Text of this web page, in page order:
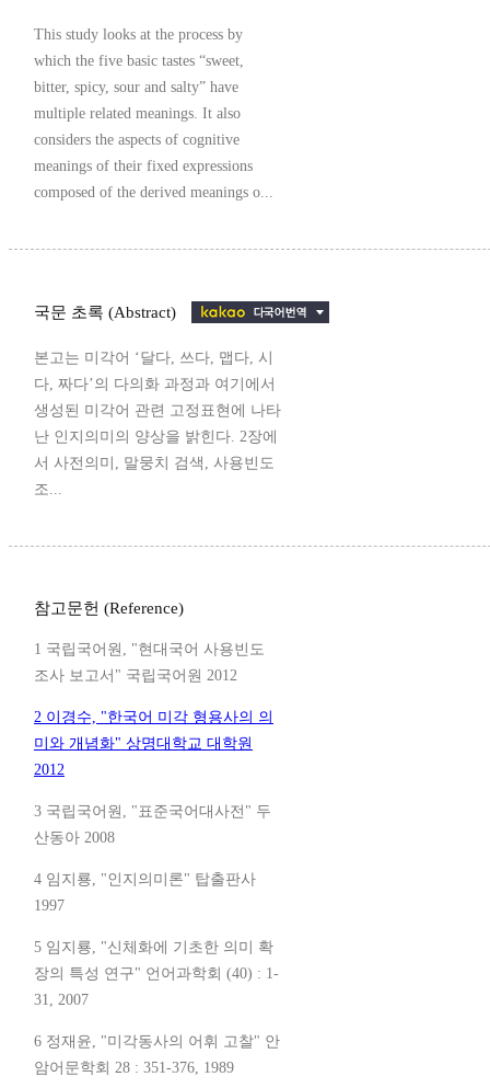
This study looks at the process by
which the five basic tastes “sweet,
bitter, spicy, sour and salty” have
multiple related meanings. It also
considers the aspects of cognitive
meanings of their fixed expressions
composed of the derived meanings o...
국문 초록 (Abstract)
본고는 미각어 ‘달다, 쓰다, 맵다, 시
다, 짜다’의 다의화 과정과 여기에서
생성된 미각어 관련 고정표현에 나타
난 인지의미의 양상을 밝힌다. 2장에
서 사전의미, 말뭉치 검색, 사용빈도
조...
참고문헌 (Reference)
1 국립국어원, "현대국어 사용빈도
조사 보고서" 국립국어원 2012
2 이경수, "한국어 미각 형용사의 의
미와 개념화" 상명대학교 대학원
2012
3 국립국어원, "표준국어대사전" 두
산동아 2008
4 임지룡, "인지의미론" 탑출판사
1997
5 임지룡, "신체화에 기초한 의미 확
장의 특성 연구" 언어과학회 (40) : 1-
31, 2007
6 정재윤, "미각동사의 어휘 고찰" 안
암어문학회 28 : 351-376, 1989